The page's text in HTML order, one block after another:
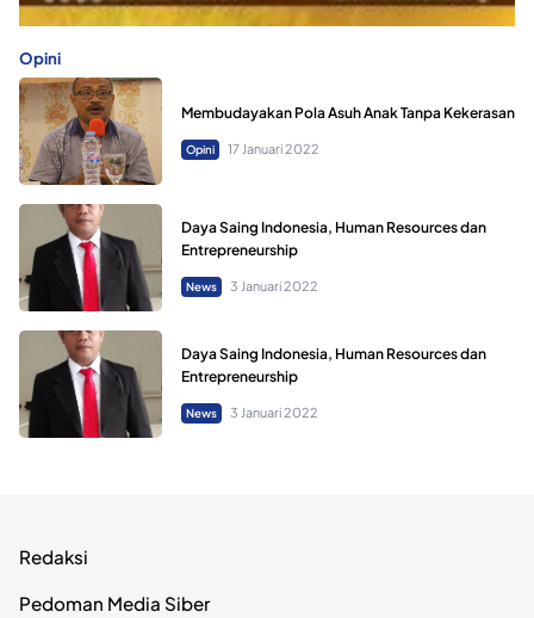
Opini
Membudayakan Pola Asuh Anak Tanpa Kekerasan
Opini 17 Januari 2022
Daya Saing Indonesia, Human Resources dan
Entrepreneurship
News 3 Januari 2022
Daya Saing Indonesia, Human Resources dan
Entrepreneurship
News 3 Januari 2022
Redaksi
Pedoman Media Siber